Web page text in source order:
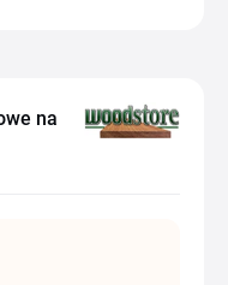
na